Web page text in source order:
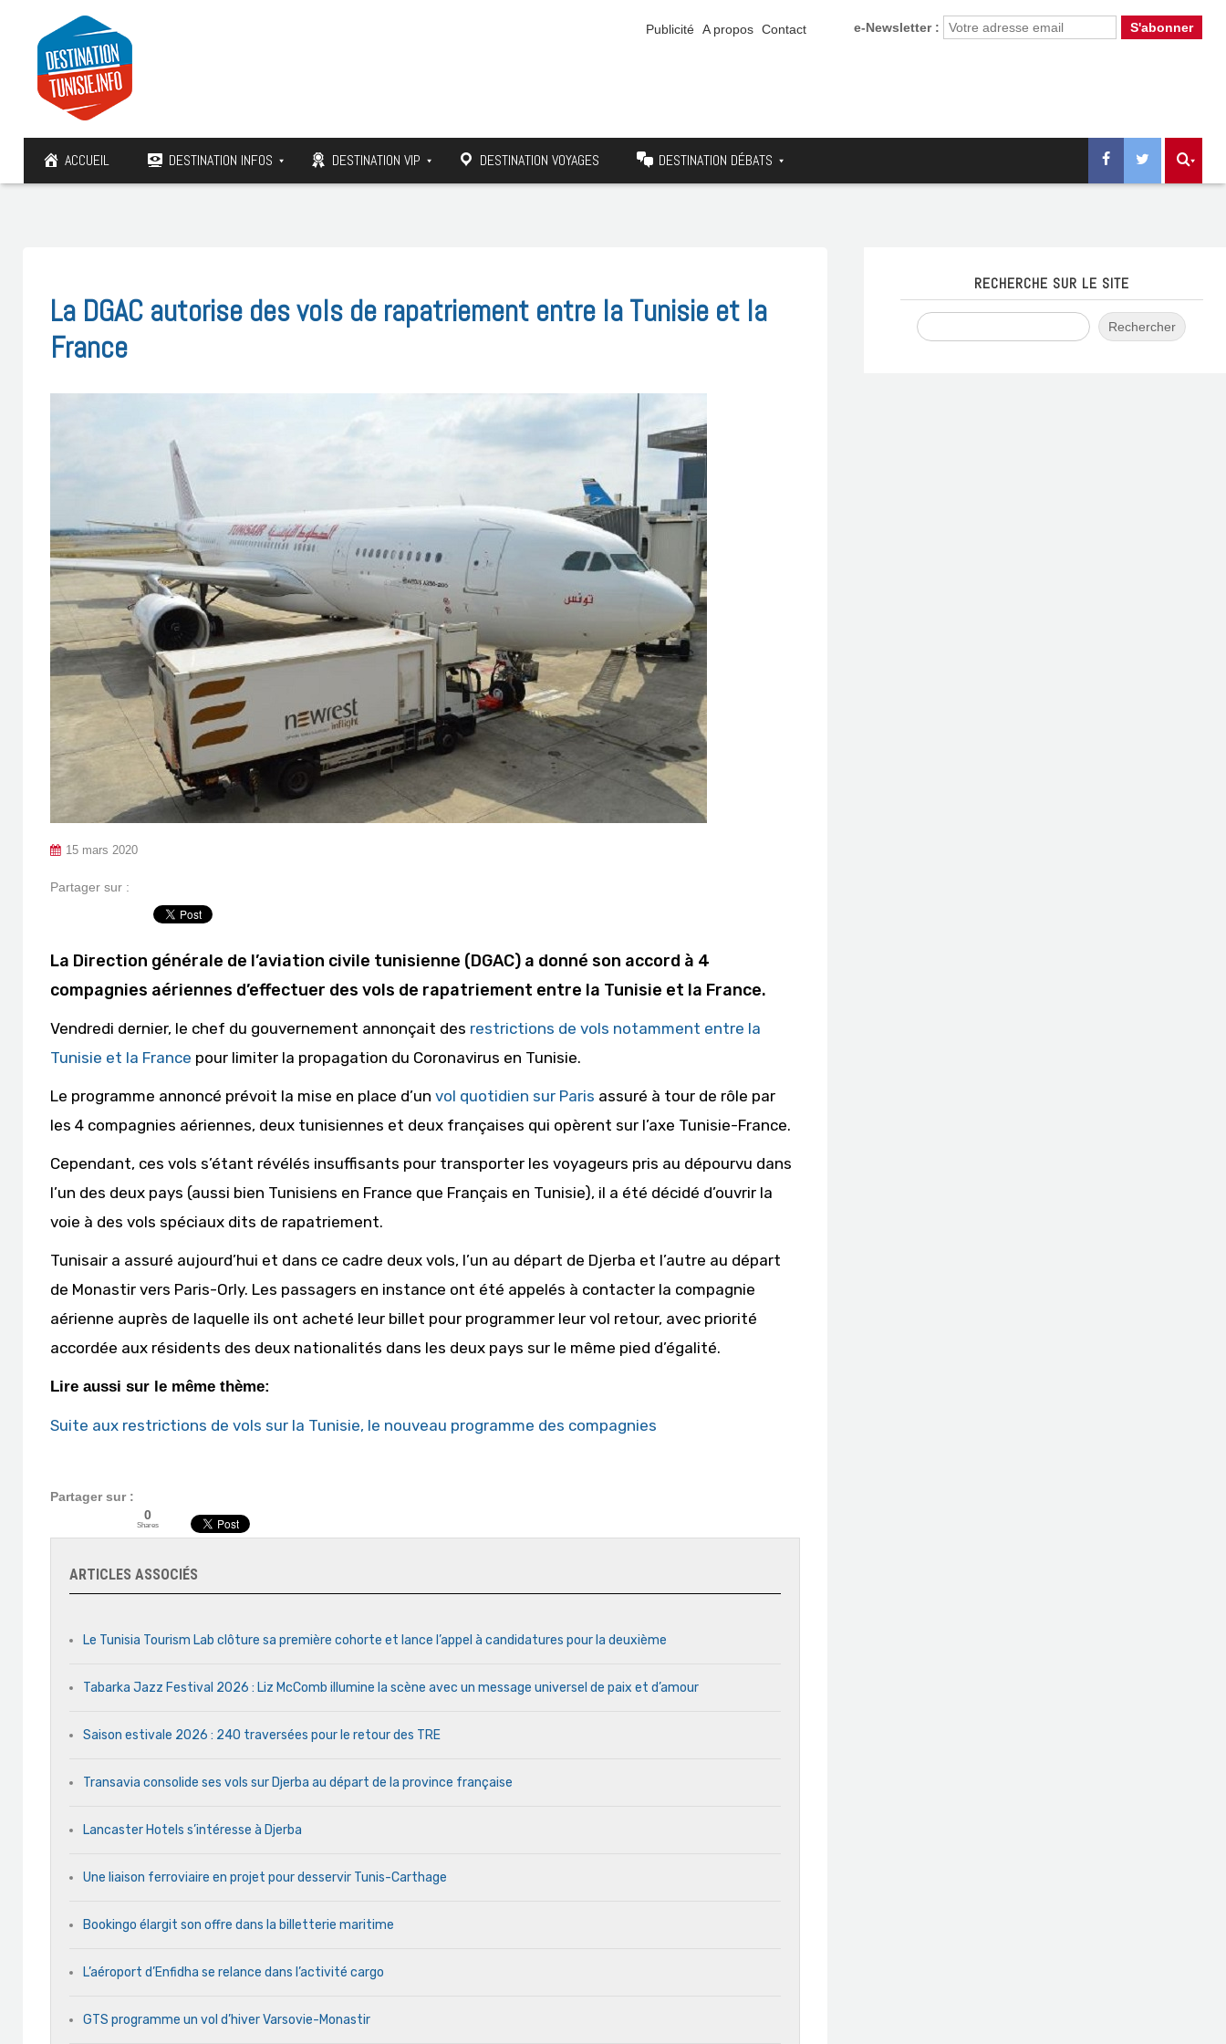
e-Newsletter :
Publicité A propos Contact
ACCUEIL DESTINATION INFOS DESTINATION VIP DESTINATION VOYAGES DESTINATION DÉBATS
La DGAC autorise des vols de rapatriement entre la Tunisie et la
France
15 mars 2020
Partager sur :
La Direction générale de l’aviation civile tunisienne (DGAC) a donné son accord à 4
compagnies aériennes d’effectuer des vols de rapatriement entre la Tunisie et la France.
Vendredi dernier, le chef du gouvernement annonçait des restrictions de vols notamment entre la
Tunisie et la France pour limiter la propagation du Coronavirus en Tunisie.
Le programme annoncé prévoit la mise en place d’un vol quotidien sur Paris assuré à tour de rôle par
les 4 compagnies aériennes, deux tunisiennes et deux françaises qui opèrent sur l’axe Tunisie-France.
Cependant, ces vols s’étant révélés insuffisants pour transporter les voyageurs pris au dépourvu dans
l’un des deux pays (aussi bien Tunisiens en France que Français en Tunisie), il a été décidé d’ouvrir la
voie à des vols spéciaux dits de rapatriement.
Tunisair a assuré aujourd’hui et dans ce cadre deux vols, l’un au départ de Djerba et l’autre au départ
de Monastir vers Paris-Orly. Les passagers en instance ont été appelés à contacter la compagnie
aérienne auprès de laquelle ils ont acheté leur billet pour programmer leur vol retour, avec priorité
accordée aux résidents des deux nationalités dans les deux pays sur le même pied d’égalité.
Lire aussi sur le même thème:
Suite aux restrictions de vols sur la Tunisie, le nouveau programme des compagnies
Partager sur :
0
Shares
ARTICLES ASSOCIÉS
Le Tunisia Tourism Lab clôture sa première cohorte et lance l’appel à candidatures pour la deuxième
Tabarka Jazz Festival 2026 : Liz McComb illumine la scène avec un message universel de paix et d’amour
Saison estivale 2026 : 240 traversées pour le retour des TRE
Transavia consolide ses vols sur Djerba au départ de la province française
Lancaster Hotels s’intéresse à Djerba
Une liaison ferroviaire en projet pour desservir Tunis-Carthage
Bookingo élargit son offre dans la billetterie maritime
L’aéroport d’Enfidha se relance dans l’activité cargo
GTS programme un vol d’hiver Varsovie-Monastir
RECHERCHE SUR LE SITE